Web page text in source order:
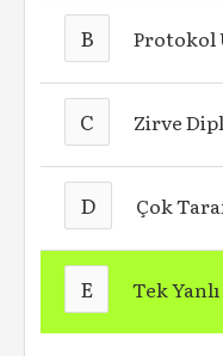
B Protokol
C Zirve
D Çok
E Tek